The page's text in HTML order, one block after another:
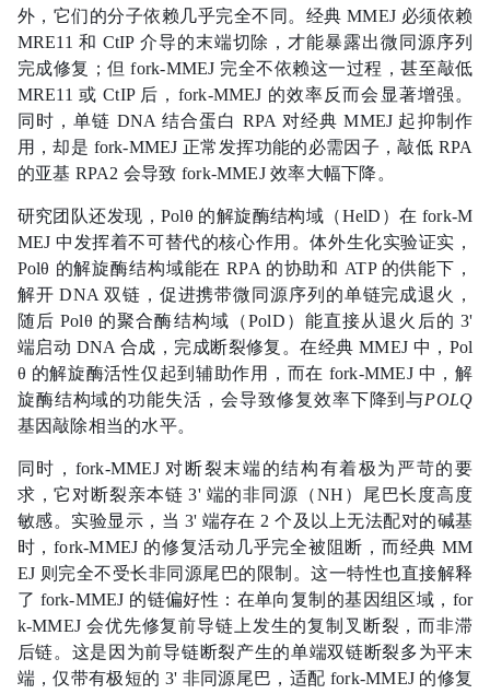
外，它们的分子依赖几乎完全不同。经典 MMEJ 必须依赖
MRE11 和 CtIP 介导的末端切除，才能暴露出微同源序列
完成修复；但 fork-MMEJ 完全不依赖这一过程，甚至敲低
MRE11 或 CtIP 后，fork-MMEJ 的效率反而会显著增强。
同时，单链 DNA 结合蛋白 RPA 对经典 MMEJ 起抑制作
用，却是 fork-MMEJ 正常发挥功能的必需因子，敲低 RPA
的亚基 RPA2 会导致 fork-MMEJ 效率大幅下降。
研究团队还发现，Polθ 的解旋酶结构域（HelD）在 fork-M
MEJ 中发挥着不可替代的核心作用。体外生化实验证实，
Polθ 的解旋酶结构域能在 RPA 的协助和 ATP 的供能下，
解开 DNA 双链，促进携带微同源序列的单链完成退火，
随后 Polθ 的聚合酶结构域（PolD）能直接从退火后的 3'
端启动 DNA 合成，完成断裂修复。在经典 MMEJ 中，Pol
θ 的解旋酶活性仅起到辅助作用，而在 fork-MMEJ 中，解
旋酶结构域的功能失活，会导致修复效率下降到与POLQ
基因敲除相当的水平。
同时，fork-MMEJ 对断裂末端的结构有着极为严苛的要
求，它对断裂亲本链 3' 端的非同源（NH）尾巴长度高度
敏感。实验显示，当 3' 端存在 2 个及以上无法配对的碱基
时，fork-MMEJ 的修复活动几乎完全被阻断，而经典 MM
EJ 则完全不受长非同源尾巴的限制。这一特性也直接解释
了 fork-MMEJ 的链偏好性：在单向复制的基因组区域，for
k-MMEJ 会优先修复前导链上发生的复制叉断裂，而非滞
后链。这是因为前导链断裂产生的单端双链断裂多为平末
端，仅带有极短的 3' 非同源尾巴，适配 fork-MMEJ 的修复